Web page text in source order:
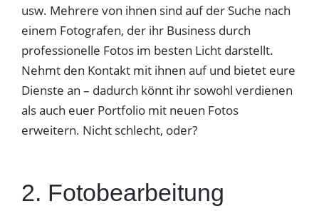
usw. Mehrere von ihnen sind auf der Suche nach
einem Fotografen, der ihr Business durch
professionelle Fotos im besten Licht darstellt.
Nehmt den Kontakt mit ihnen auf und bietet eure
Dienste an – dadurch könnt ihr sowohl verdienen
als auch euer Portfolio mit neuen Fotos
erweitern. Nicht schlecht, oder?
2. Fotobearbeitung